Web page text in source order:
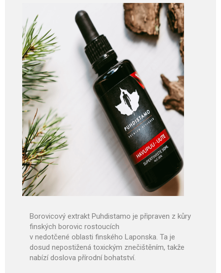
Borovicový extrakt Puhdistamo je připraven z kůry
finských borovic rostoucích
v nedotčené oblasti finského Laponska. Ta je
dosud nepostižená toxickým znečištěním, takže
nabízí doslova přírodní bohatství.